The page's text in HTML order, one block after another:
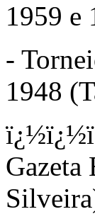
1959 e
-
1948